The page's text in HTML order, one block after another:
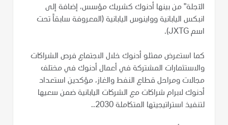
الآجلة" من بينها أدنوك كشريك مؤسس، إضافة إلى
انبكس اليابانية وواينوس اليابانية (المعروفة سابقاً تحت
اسم JXTG).
كما استعرض ممثلو أدنوك خلال الاجتماع فرص الشراكات
والاستثمارات المشتركة في أعمال أدنوك في مختلف
مجالات ومراحل قطاع النفط والغاز، مؤكدين استعداد
أدنوك لابرام شراكات مع الشركات اليابانية ضمن سعيها
لتنفيذ استراتيجيتها المتكاملة 2030..